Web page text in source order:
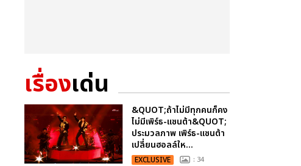
เรื่องเด่น
&QUOT;ถ้าไม่มีทุกคนก็คง
ไม่มีเพิร์ธ-แซนต้า&QUOT;
ประมวลภาพ เพิร์ธ-แซนต้า
เปลี่ยนฮอลล์ให...
EXCLUSIVE : 34